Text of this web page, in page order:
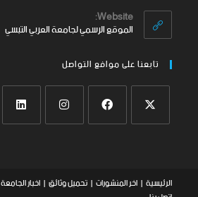
Website:
الموقع الرسمي لجامعة العربي التبسي
تابعنا على موافع التواصل
الرئيسية اخر المنشورات تحميل وثائق اخبار الجامعة